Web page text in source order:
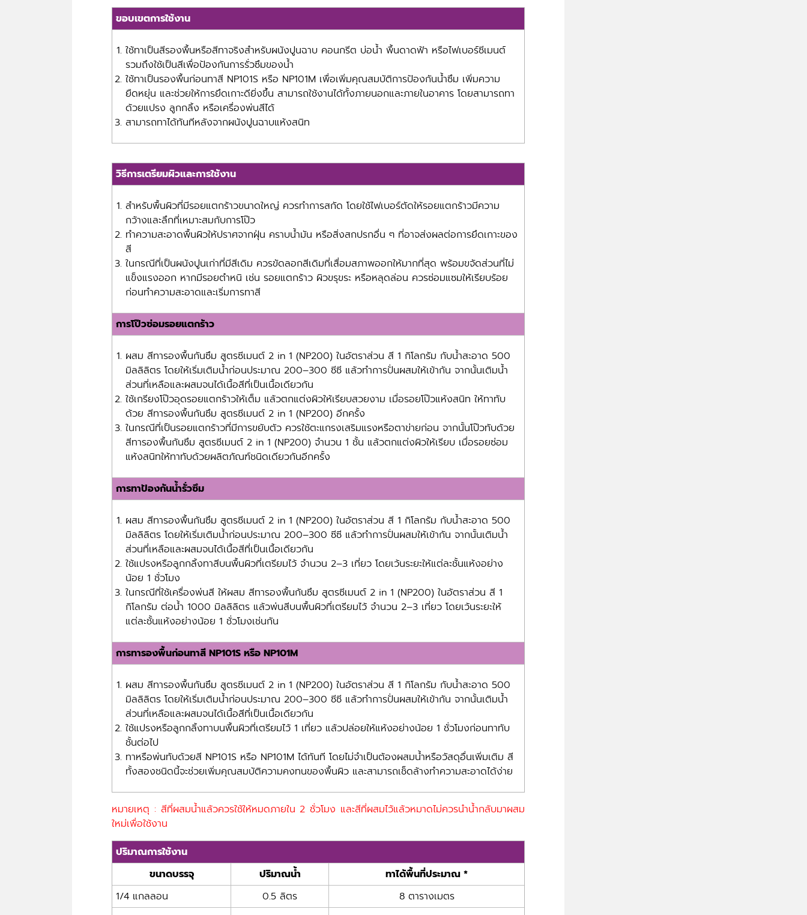
ขอบเขตการใช้งาน
ใช้ทาเป็นสีรองพื้นหรือสีทาจริงสำหรับผนังปูนฉาบ คอนกรีต บ่อน้ำ พื้นดาดฟ้า หรือไฟเบอร์ซีเมนต์
รวมถึงใช้เป็นสีเพื่อป้องกันการรั่วซึมของน้ำ
ใช้ทาเป็นรองพื้นก่อนทาสี NP101S หรือ NP101M เพื่อเพิ่มคุณสมบัติการป้องกันน้ำซึม เพิ่มความ
ยืดหยุ่น และช่วยให้การยึดเกาะดียิ่งขึ้น สามารถใช้งานได้ทั้งภายนอกและภายในอาคาร โดยสามารถทา
ด้วยแปรง ลูกกลิ้ง หรือเครื่องพ่นสีได้
สามารถทาได้ทันทีหลังจากผนังปูนฉาบแห้งสนิท
วิธีการเตรียมผิวและการใช้งาน
สำหรับพื้นผิวที่มีรอยแตกร้าวขนาดใหญ่ ควรทำการสกัด โดยใช้ไฟเบอร์ตัดให้รอยแตกร้าวมีความ
กว้างและลึกที่เหมาะสมกับการโป๊ว
ทำความสะอาดพื้นผิวให้ปราศจากฝุ่น คราบน้ำมัน หรือสิ่งสกปรกอื่น ๆ ที่อาจส่งผลต่อการยึดเกาะของ
สี
ในกรณีที่เป็นผนังปูนเก่าที่มีสีเดิม ควรขัดลอกสีเดิมที่เสื่อมสภาพออกให้มากที่สุด พร้อมขจัดส่วนที่ไม่
แข็งแรงออก หากมีรอยตำหนิ เช่น รอยแตกร้าว ผิวขรุขระ หรือหลุดล่อน ควรซ่อมแซมให้เรียบร้อย
ก่อนทำความสะอาดและเริ่มการทาสี
การโป๊วซ่อมรอยแตกร้าว
ผสม สีทารองพื้นกันซึม สูตรซีเมนต์ 2 in 1 (NP200) ในอัตราส่วน สี 1 กิโลกรัม กับน้ำสะอาด 500
มิลลิลิตร โดยให้เริ่มเติมน้ำก่อนประมาณ 200–300 ซีซี แล้วทำการปั่นผสมให้เข้ากัน จากนั้นเติมน้ำ
ส่วนที่เหลือและผสมจนได้เนื้อสีที่เป็นเนื้อเดียวกัน
ใช้เกรียงโป๊วอุดรอยแตกร้าวให้เต็ม แล้วตกแต่งผิวให้เรียบสวยงาม เมื่อรอยโป๊วแห้งสนิท ให้ทาทับ
ด้วย สีทารองพื้นกันซึม สูตรซีเมนต์ 2 in 1 (NP200) อีกครั้ง
ในกรณีที่เป็นรอยแตกร้าวที่มีการขยับตัว ควรใช้ตะแกรงเสริมแรงหรือตาข่ายก่อน จากนั้นโป๊วทับด้วย
สีทารองพื้นกันซึม สูตรซีเมนต์ 2 in 1 (NP200) จำนวน 1 ชั้น แล้วตกแต่งผิวให้เรียบ เมื่อรอยซ่อม
แห้งสนิทให้ทาทับด้วยผลิตภัณฑ์ชนิดเดียวกันอีกครั้ง
การทาป้องกันน้ำรั่วซึม
ผสม สีทารองพื้นกันซึม สูตรซีเมนต์ 2 in 1 (NP200) ในอัตราส่วน สี 1 กิโลกรัม กับน้ำสะอาด 500
มิลลิลิตร โดยให้เริ่มเติมน้ำก่อนประมาณ 200–300 ซีซี แล้วทำการปั่นผสมให้เข้ากัน จากนั้นเติมน้ำ
ส่วนที่เหลือและผสมจนได้เนื้อสีที่เป็นเนื้อเดียวกัน
ใช้แปรงหรือลูกกลิ้งทาสีบนพื้นผิวที่เตรียมไว้ จำนวน 2–3 เที่ยว โดยเว้นระยะให้แต่ละชั้นแห้งอย่าง
น้อย 1 ชั่วโมง
ในกรณีที่ใช้เครื่องพ่นสี ให้ผสม สีทารองพื้นกันซึม สูตรซีเมนต์ 2 in 1 (NP200) ในอัตราส่วน สี 1
กิโลกรัม ต่อน้ำ 1000 มิลลิลิตร แล้วพ่นสีบนพื้นผิวที่เตรียมไว้ จำนวน 2–3 เที่ยว โดยเว้นระยะให้
แต่ละชั้นแห้งอย่างน้อย 1 ชั่วโมงเช่นกัน
การทารองพื้นก่อนทาสี NP101S หรือ NP101M
ผสม สีทารองพื้นกันซึม สูตรซีเมนต์ 2 in 1 (NP200) ในอัตราส่วน สี 1 กิโลกรัม กับน้ำสะอาด 500
มิลลิลิตร โดยให้เริ่มเติมน้ำก่อนประมาณ 200–300 ซีซี แล้วทำการปั่นผสมให้เข้ากัน จากนั้นเติมน้ำ
ส่วนที่เหลือและผสมจนได้เนื้อสีที่เป็นเนื้อเดียวกัน
ใช้แปรงหรือลูกกลิ้งทาบนพื้นผิวที่เตรียมไว้ 1 เที่ยว แล้วปล่อยให้แห้งอย่างน้อย 1 ชั่วโมงก่อนทาทับ
ชั้นต่อไป
ทาหรือพ่นทับด้วยสี NP101S หรือ NP101M ได้ทันที โดยไม่จำเป็นต้องผสมน้ำหรือวัสดุอื่นเพิ่มเติม สี
ทั้งสองชนิดนี้จะช่วยเพิ่มคุณสมบัติความคงทนของพื้นผิว และสามารถเช็ดล้างทำความสะอาดได้ง่าย
หมายเหตุ : สีที่ผสมน้ำแล้วควรใช้ให้หมดภายใน 2 ชั่วโมง และสีที่ผสมไว้แล้วหมาดไม่ควรนำน้ำกลับมาผสม
ใหม่เพื่อใช้งาน
ปริมาณการใช้งาน
ขนาดบรรจุ
ปริมาณน้ำ
ทาได้พื้นที่ประมาณ *
1/4 แกลลอน
0.5 ลิตร
8 ตารางเมตร